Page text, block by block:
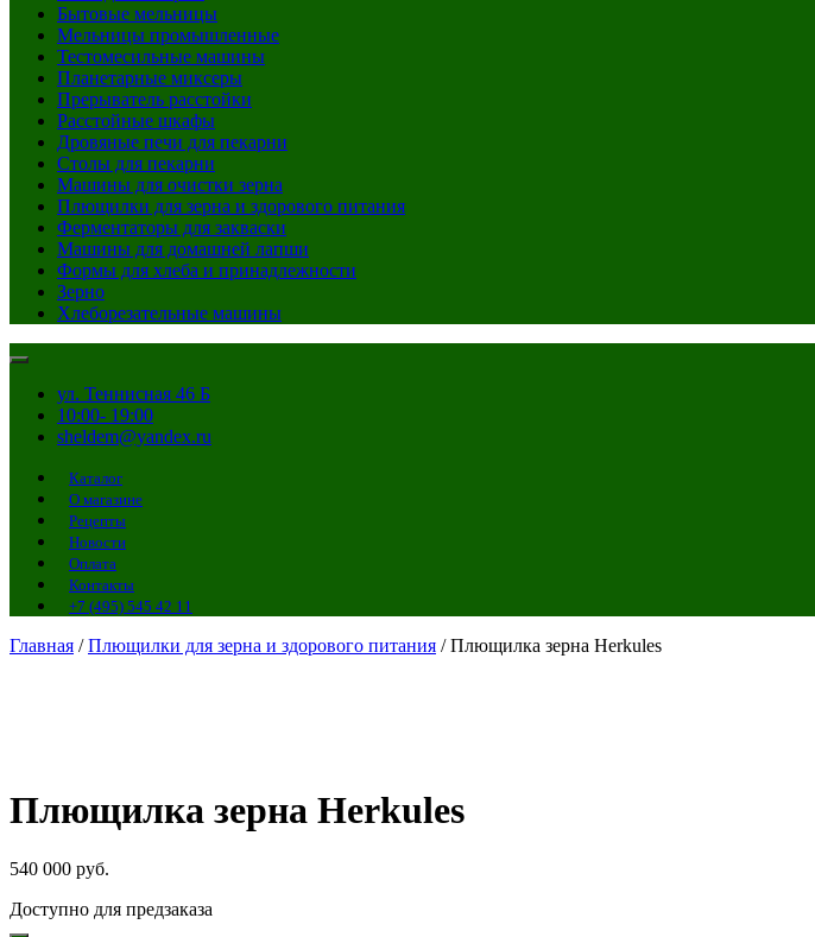
Бытовые мельницы
Мельницы промышленные
Тестомесильные машины
Планетарные миксеры
Прерыватель расстойки
Расстойные шкафы
Дровяные печи для пекарни
Столы для пекарни
Машины для очистки зерна
Плющилки для зерна и здорового питания
Ферментаторы для закваски
Машины для домашней лапши
Формы для хлеба и принадлежности
Зерно
Хлеборезательные машины
ул. Теннисная 46 Б
10:00- 19:00
sheldem@yandex.ru
Каталог
О магазине
Рецепты
Новости
Оплата
Контакты
+7 (495) 545 42 11
Главная /Плющилки для зерна и здорового питания / Плющилка зерна Herkules
Плющилка зерна Herkules
540 000 руб.
Доступно для предзаказа